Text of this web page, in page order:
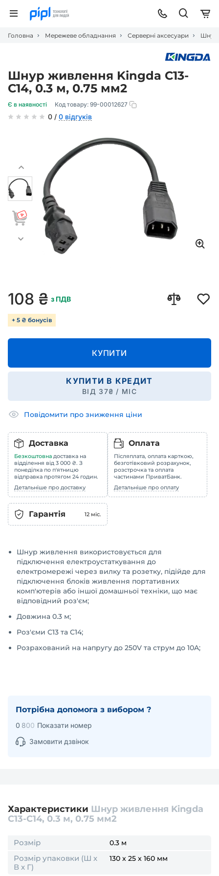
Головна Мережеве обладнання Серверні аксесуари Шнур
Шнур живлення Kingda С13-
C14, 0.3 м, 0.75 мм2
Є в наявності Код товару: 99-00012627
0 / 0 відгуків
108 ₴ з ПДВ
+ 5 ₴ бонусів
КУПИТИ
КУПИТИ В КРЕДИТ
ВІД 37₴ / МІС
Повідомити про зниження ціни
Доставка
Безкоштовна доставка на
відділення від 3 000 ₴. З
понеділка по п'ятницю
відправка протягом 24 годин.
Детальніше про доставку
Оплата
Післяплата, оплата карткою,
безготівковий розрахунок,
розстрочка та оплата
частинами ПриватБанк.
Детальніше про оплату
Гарантія 12 міс.
Шнур живлення використовується для
підключення електроустаткування до
електромережі через вилку та розетку, підійде для
підключення блоків живлення портативних
комп'ютерів або іншої домашньої техніки, що має
відповідний роз'єм;
Довжина 0.3 м;
Роз'єми С13 та C14;
Розрахований на напругу до 250V та струм до 10A;
Потрібна допомога з вибором ?
0 800 Показати номер
Замовити дзвінок
Характеристики Шнур живлення Kingda
С13-C14, 0.3 м, 0.75 мм2
Розмір 0.3 м
Розмір упаковки (Ш х
В х Г)
130 x 25 x 160 мм